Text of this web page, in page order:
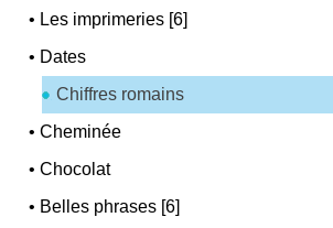
• Les imprimeries [6]
• Dates
Chiffres romains
•Cheminée
•Chocolat
• Belles phrases [6]